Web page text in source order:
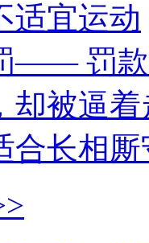
适宜运动
—— 罚款
却被逼着
合长相